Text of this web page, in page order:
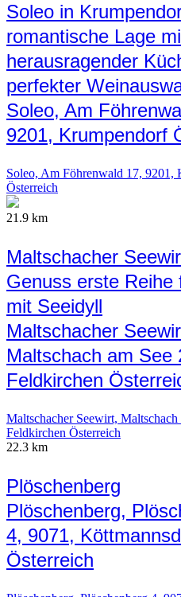
Soleo in
romantische Lage
herausragender
perfekter
Soleo, Am
9201, Krumpendorf
Soleo, Am Föhrenwald 17, 9201,
Österreich
21.9 km
Maltschacher
Genuss erste Reihe
mit Seeidyll
Maltschacher
Maltschach am See
Feldkirchen
Maltschacher Seewirt, Maltschach
Feldkirchen Österreich
22.3 km
Plöschenberg
Plöschenberg,
4, 9071,
Österreich